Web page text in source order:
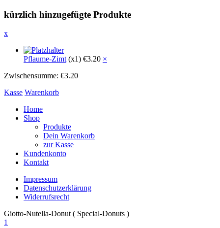
kürzlich hinzugefügte Produkte
x
Pflaume-Zimt (x1) €3.20 ×
Zwischensumme: €3.20
Kasse Warenkorb
Home
Shop
Produkte
Dein Warenkorb
zur Kasse
Kundenkonto
Kontakt
Impressum
Datenschutzerklärung
Widerrufsrecht
Giotto-Nutella-Donut ( Special-Donuts )
1